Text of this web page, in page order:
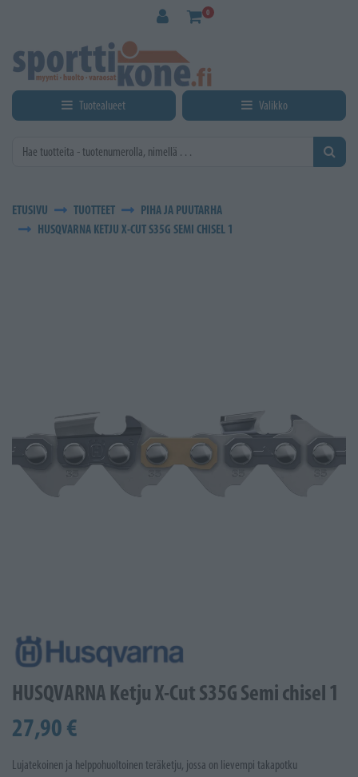
0
Tuotealueet Valikko
ETUSIVU TUOTTEET
PIHA JA PUUTARHA
HUSQVARNA KETJU X-CUT S35G SEMI CHISEL 1
HUSQVARNA Ketju X-Cut S35G Semi chisel 1
27,90 €
Lujatekoinen ja helppohuoltoinen teräketju, jossa on lievempi takapotku